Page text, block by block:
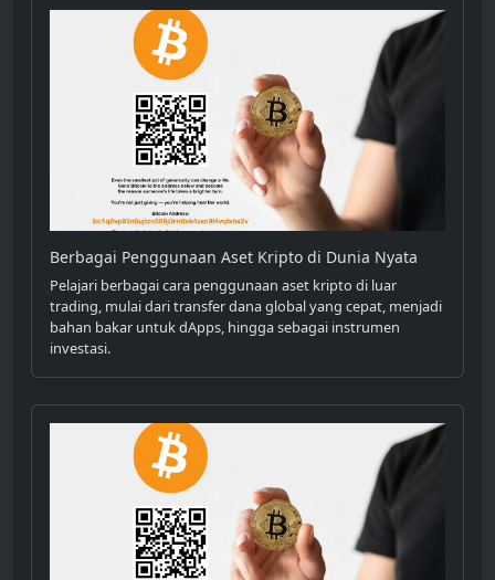
Berbagai Penggunaan Aset Kripto di Dunia Nyata
Pelajari berbagai cara penggunaan aset kripto di luar
trading, mulai dari transfer dana global yang cepat, menjadi
bahan bakar untuk dApps, hingga sebagai instrumen
investasi.